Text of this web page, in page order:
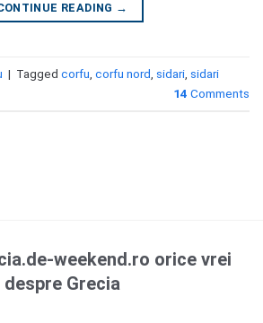
READING →
| Tagged corfu corfu nord sidari sidari
14 Comments
weekend.ro orice vrei
despre Grecia